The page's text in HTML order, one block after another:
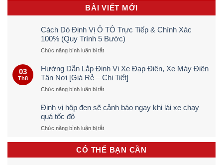
BÀI VIẾT MỚI
Cách Dò Định Vị Ô TÔ Trực Tiếp & Chính Xác
100% (Quy Trình 5 Bước)
Chức năng bình luận bị tắtở
Dò
Định
Vị
Ô
Trực
Chính
100%
(Quy
03
Th8
Hướng Dẫn Lắp Định Vị Xe Đạp Điện, Xe Máy Điện
Tận Nơi [Giá Rẻ – Chi Tiết]
Chức năng bình luận bị tắtở
Dẫn
Vị
Đạp
Điện,
Định vị hộp đen sẽ cảnh báo ngay khi lái xe chạy
quá tốc độ
Chức năng bình luận bị tắtở
vị
hộp
CÓ THỂ BẠN CẦN